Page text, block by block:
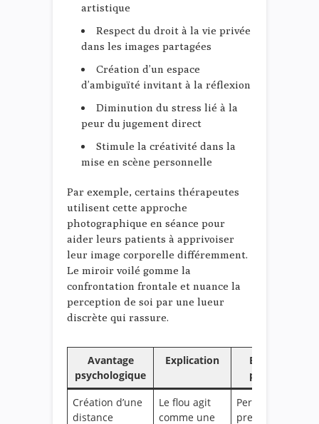
artistique
Respect du droit à la vie privée
dans les images partagées
Création d’un espace
d’ambiguïté invitant à la réflexion
Diminution du stress lié à la
peur du jugement direct
Stimule la créativité dans la
mise en scène personnelle
Par exemple, certains thérapeutes
utilisent cette approche
photographique en séance pour
aider leurs patients à apprivoiser
leur image corporelle différemment.
Le miroir voilé gomme la
confrontation frontale et nuance la
perception de soi par une lueur
discrète qui rassure.
Avantage
psychologique
Explication
Exemple
pratique
Création d’une
distance
Le flou agit
comme une
Permet un
premier